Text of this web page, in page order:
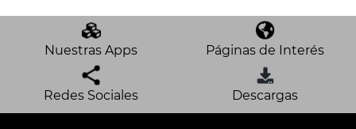
Nuestras Apps Páginas de Interés
Redes Sociales Descargas